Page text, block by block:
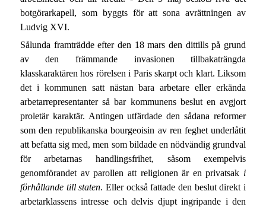
botgörarkapell, som byggts för att sona avrättningen av
Ludvig XVI.
Sålunda framträdde efter den 18 mars den dittills på grund
av den främmande invasionen tillbakaträngda
klasskaraktären hos rörelsen i Paris skarpt och klart. Liksom
det i kommunen satt nästan bara arbetare eller erkända
arbetarrepresentanter så bar kommunens beslut en avgjort
proletär karaktär. Antingen utfärdade den sådana reformer
som den republikanska bourgeoisin av ren feghet underlåtit
att befatta sig med, men som bildade en nödvändig grundval
för arbetarnas handlingsfrihet, såsom exempelvis
genomförandet av parollen att religionen är en privatsak i
förhållande till staten. Eller också fattade den beslut direkt i
arbetarklassens intresse och delvis djupt ingripande i den